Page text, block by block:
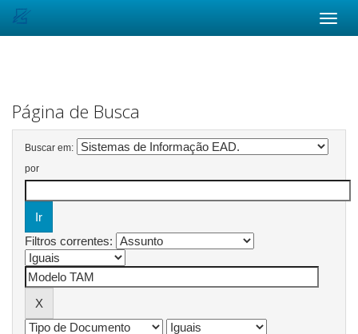
Página de Busca
Buscar em:
por
Filtros correntes: